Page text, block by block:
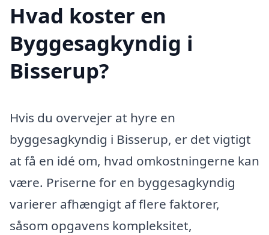
Hvad koster en
Byggesagkyndig i
Bisserup?
Hvis du overvejer at hyre en
byggesagkyndig i Bisserup, er det vigtigt
at få en idé om, hvad omkostningerne kan
være. Priserne for en byggesagkyndig
varierer afhængigt af flere faktorer,
såsom opgavens kompleksitet,